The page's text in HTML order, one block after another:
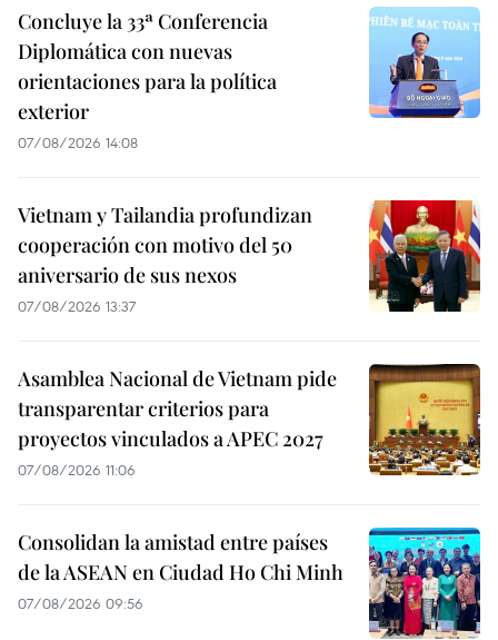
Concluye la 33ª Conferencia
Diplomática con nuevas
orientaciones para la política
exterior
07/08/2026 14:08
Vietnam y Tailandia profundizan
cooperación con motivo del 50
aniversario de sus nexos
07/08/2026 13:37
Asamblea Nacional de Vietnam pide
transparentar criterios para
proyectos vinculados a APEC 2027
07/08/2026 11:06
Consolidan la amistad entre países
de la ASEAN en Ciudad Ho Chi Minh
07/08/2026 09:56